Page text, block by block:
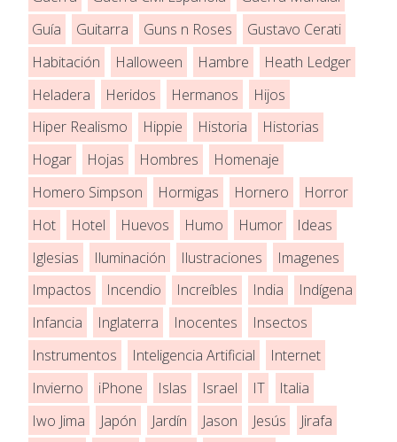
Guía
Guitarra Guns n Roses
Gustavo Cerati
Habitación
Halloween Hambre
Heath Ledger
Heladera
Heridos Hermanos
Hijos
Hiper Realismo
Hippie Historia
Historias
Hogar
Hojas Hombres
Homenaje
Homero Simpson
Hormigas Hornero
Horror
Hot
Hotel Huevos Humo Humor
Ideas
Iglesias
Iluminación Ilustraciones
Imagenes
Impactos
Incendio Increíbles India
Indígena
Infancia
Inglaterra Inocentes
Insectos
Instrumentos
Inteligencia Artificial
Internet
Invierno
iPhone Islas Israel IT
Italia
Iwo Jima
Japón Jardín Jason Jesús
Jirafa